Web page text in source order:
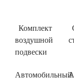
Комплект
воздушной
подвески
Автомобильный